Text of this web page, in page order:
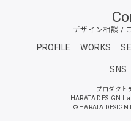
デザイン相談 /
PROFILE WORKS
SNS
プロダクト
HARATA DESIGN
© HARATA